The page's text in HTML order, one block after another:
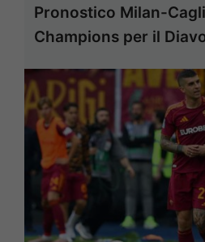
Pronostico Milan-
Champions per il